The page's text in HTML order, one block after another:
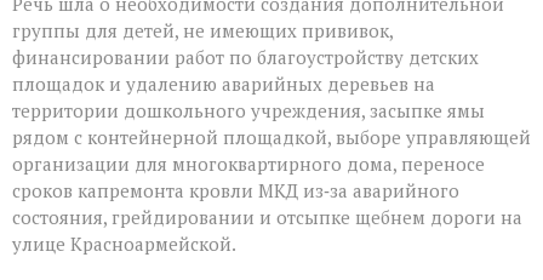
приём
жителей
группы для детей, не имеющих прививок,
финансировании работ по благоустройству детских
площадок и удалению аварийных деревьев на
территории дошкольного учреждения, засыпке ямы
рядом с контейнерной площадкой, выборе управляющей
организации для многоквартирного дома, переносе
сроков капремонта кровли МКД из‑за аварийного
состояния, грейдировании и отсыпке щебнем дороги на
улице Красноармейской.